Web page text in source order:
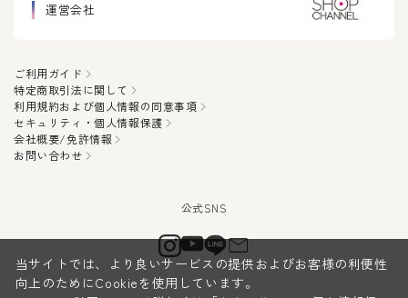
運営会社
ご利用ガイド
特定商取引法に関して
利用規約および個人情報の同意事項
セキュリティ・個人情報保護
会社概要/免許情報
お問い合わせ
当サイトでは、より良いサービスの提供およびお客様の利便性
向上のためにCookieを使用しています。